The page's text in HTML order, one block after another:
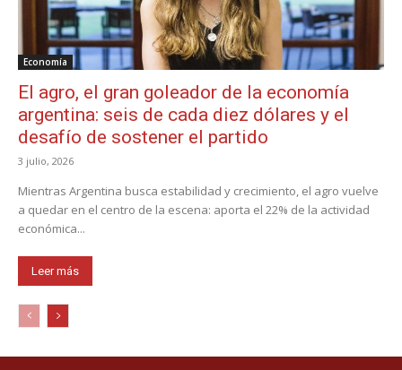
Economía
El agro, el gran goleador de la economía
argentina: seis de cada diez dólares y el
desafío de sostener el partido
3 julio, 2026
Mientras Argentina busca estabilidad y crecimiento, el agro vuelve
a quedar en el centro de la escena: aporta el 22% de la actividad
económica...
Leer más